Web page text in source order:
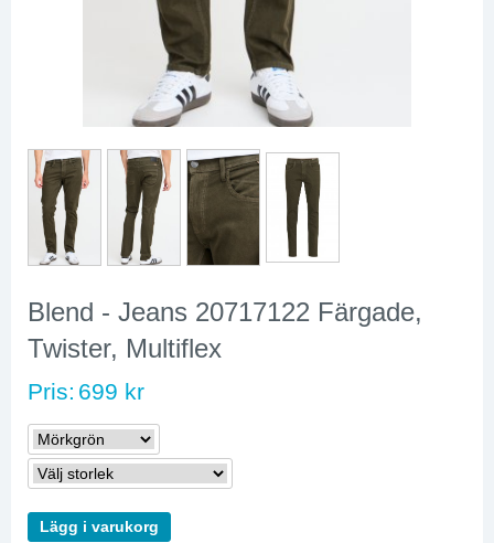
Blend - Jeans 20717122 Färgade,
Twister, Multiflex
Pris: 699 kr
Lägg i varukorg